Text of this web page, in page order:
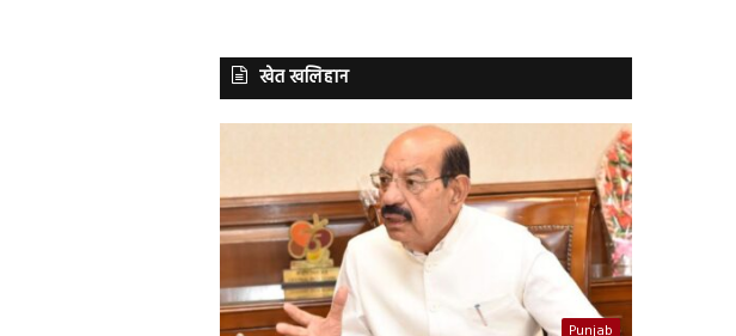
खेत खलिहान
Punjab